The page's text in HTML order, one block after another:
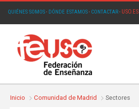
QUIÉNES SOMOS· DÓNDE ESTAMOS· CONTACTAR· USO.ES
Inicio Comunidad de Madrid Sectores